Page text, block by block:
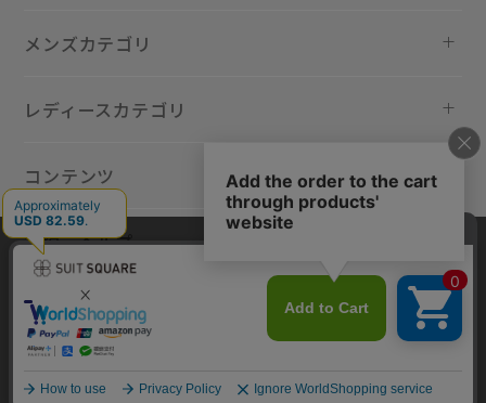
メンズカテゴリ
レディースカテゴリ
コンテンツ
規約・ヘルプ
Copyright © AOYAMA TRADING Co.,Ltd. All Rights Reserved
当サイトでは利用体験の向上およびコンテンツの最適な提供、トラフィ
ックの分析を目的としてCookieを使用しています。サイトの閲覧を継続
された場合、Cookieの利用に同意したものといたします。詳細について
はプライバシーポリシー をご確認ください。
同意して閉じる